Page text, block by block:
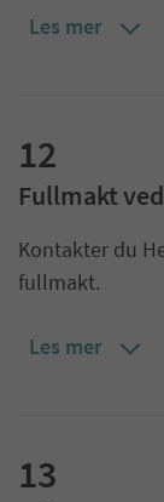
Les mer
12
Fullmakt
Kontakter du
fullmakt.
Les mer
13